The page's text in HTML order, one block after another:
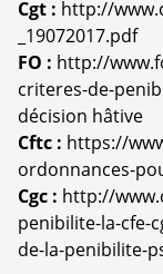
Cgt : http://
_19072017.pdf
FO : http://
criteres-de-
décision hâtive
Cftc : https://
ordonnances-
Cgc : http://
penibilite-la-cfe-
de-la-penibilite-